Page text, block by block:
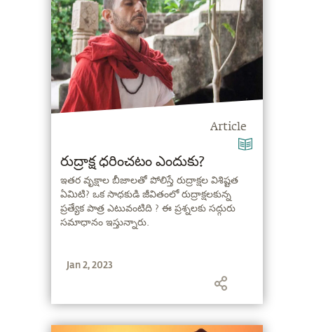
Article
రుద్రాక్ష ధరించటం ఎందుకు?
ఇతర వృక్షాల బీజాలతో పోలిస్తే రుద్రాక్షల విశిష్టత
ఏమిటి? ఒక సాధకుడి జీవితంలో రుద్రాక్షలకున్న
ప్రత్యేక పాత్ర ఎటువంటిది ? ఈ ప్రశ్నలకు సద్గురు
సమాధానం ఇస్తున్నారు.
Jan 2, 2023